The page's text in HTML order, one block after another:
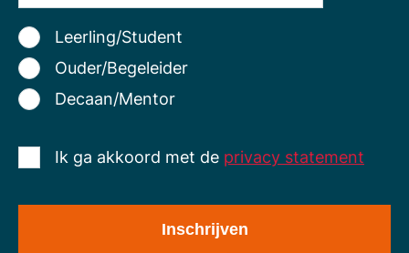
Leerling/Student
Ouder/Begeleider
Decaan/Mentor
Ik ga akkoord met de privacy statement